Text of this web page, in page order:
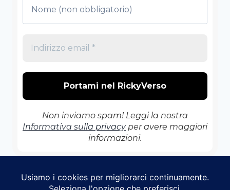
Non inviamo spam! Leggi la nostra
Informativa sulla privacyper avere maggiori
informazioni.